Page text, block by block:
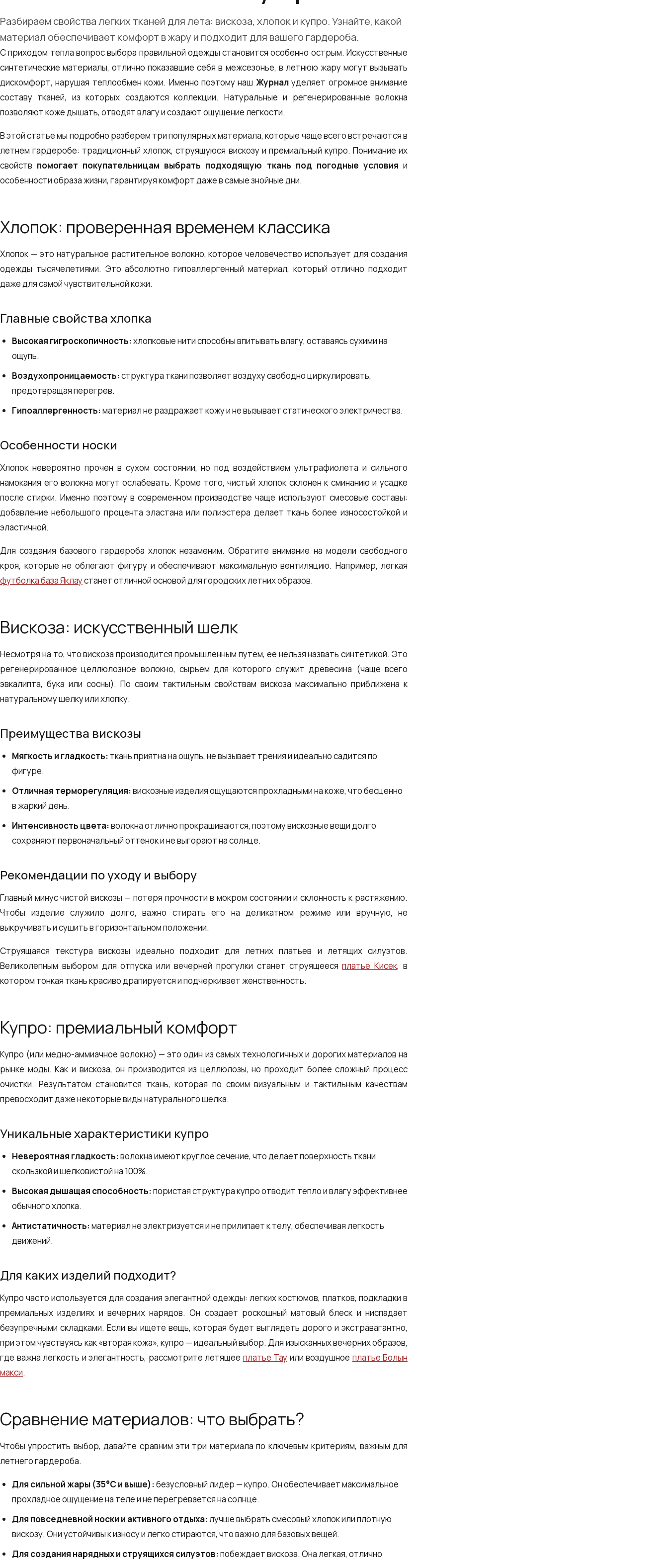
Разбираем свойства легких тканей для лета: вискоза, хлопок и купро. Узнайте, какой
материал обеспечивает комфорт в жару и подходит для вашего гардероба.
С приходом тепла вопрос выбора правильной одежды становится особенно острым. Искусственные
синтетические материалы, отлично показавшие себя в межсезонье, в летнюю жару могут вызывать
дискомфорт, нарушая теплообмен кожи. Именно поэтому наш Журналуделяет огромное внимание
составу тканей, из которых создаются коллекции. Натуральные и регенерированные волокна
позволяют коже дышать, отводят влагу и создают ощущение легкости.
В этой статье мы подробно разберем три популярных материала, которые чаще всего встречаются в
летнем гардеробе: традиционный хлопок, струящуюся вискозу и премиальный купро. Понимание их
свойств помогает покупательницам выбрать подходящую ткань под погодные условия и
особенности образа жизни, гарантируя комфорт даже в самые знойные дни.
Хлопок: проверенная временем классика
Хлопок — это натуральное растительное волокно, которое человечество использует для создания
одежды тысячелетиями. Это абсолютно гипоаллергенный материал, который отлично подходит
даже для самой чувствительной кожи.
Главные свойства хлопка
Высокая гигроскопичность:хлопковые нити способны впитывать влагу, оставаясь сухими на
ощупь.
Воздухопроницаемость:структура ткани позволяет воздуху свободно циркулировать,
предотвращая перегрев.
Гипоаллергенность:материал не раздражает кожу и не вызывает статического электричества.
Особенности носки
Хлопок невероятно прочен в сухом состоянии, но под воздействием ультрафиолета и сильного
намокания его волокна могут ослабевать. Кроме того, чистый хлопок склонен к сминанию и усадке
после стирки. Именно поэтому в современном производстве чаще используют смесовые составы:
добавление небольшого процента эластана или полиэстера делает ткань более износостойкой и
эластичной.
Для создания базового гардероба хлопок незаменим. Обратите внимание на модели свободного
кроя, которые не облегают фигуру и обеспечивают максимальную вентиляцию. Например, легкая
футболка база Яклаустанет отличной основой для городских летних образов.
Вискоза: искусственный шелк
Несмотря на то, что вискоза производится промышленным путем, ее нельзя назвать синтетикой. Это
регенерированное целлюлозное волокно, сырьем для которого служит древесина (чаще всего
эвкалипта, бука или сосны). По своим тактильным свойствам вискоза максимально приближена к
натуральному шелку или хлопку.
Преимущества вискозы
Мягкость и гладкость: ткань приятна на ощупь, не вызывает трения и идеально садится по
фигуре.
Отличная терморегуляция:вискозные изделия ощущаются прохладными на коже, что бесценно
в жаркий день.
Интенсивность цвета:волокна отлично прокрашиваются, поэтому вискозные вещи долго
сохраняют первоначальный оттенок и не выгорают на солнце.
Рекомендации по уходу и выбору
Главный минус чистой вискозы — потеря прочности в мокром состоянии и склонность к растяжению.
Чтобы изделие служило долго, важно стирать его на деликатном режиме или вручную, не
выкручивать и сушить в горизонтальном положении.
Струящаяся текстура вискозы идеально подходит для летних платьев и летящих силуэтов.
Великолепным выбором для отпуска или вечерней прогулки станет струящеесяплатье Кисек, в
котором тонкая ткань красиво драпируется и подчеркивает женственность.
Купро: премиальный комфорт
Купро (или медно-аммиачное волокно) — это один из самых технологичных и дорогих материалов на
рынке моды. Как и вискоза, он производится из целлюлозы, но проходит более сложный процесс
очистки. Результатом становится ткань, которая по своим визуальным и тактильным качествам
превосходит даже некоторые виды натурального шелка.
Уникальные характеристики купро
Невероятная гладкость:волокна имеют круглое сечение, что делает поверхность ткани
скользкой и шелковистой на 100%.
Высокая дышащая способность:пористая структура купро отводит тепло и влагу эффективнее
обычного хлопка.
Антистатичность:материал не электризуется и не прилипает к телу, обеспечивая легкость
движений.
Для каких изделий подходит?
Купро часто используется для создания элегантной одежды: легких костюмов, платков, подкладки в
премиальных изделиях и вечерних нарядов. Он создает роскошный матовый блеск и ниспадает
безупречными складками. Если вы ищете вещь, которая будет выглядеть дорого и экстравагантно,
при этом чувствуясь как «вторая кожа», купро — идеальный выбор. Для изысканных вечерних образов,
где важна легкость и элегантность, рассмотрите летящее платье Тау или воздушное платье Болын
макси.
Сравнение материалов: что выбрать?
Чтобы упростить выбор, давайте сравним эти три материала по ключевым критериям, важным для
летнего гардероба.
Для сильной жары (35°C и выше):безусловный лидер — купро. Он обеспечивает максимальное
прохладное ощущение на теле и не перегревается на солнце.
Для повседневной носки и активного отдыха:лучше выбрать смесовый хлопок или плотную
вискозу. Они устойчивы к износу и легко стираются, что важно для базовых вещей.
Для создания нарядных и струящихся силуэтов:побеждает вискоза. Она легкая, отлично